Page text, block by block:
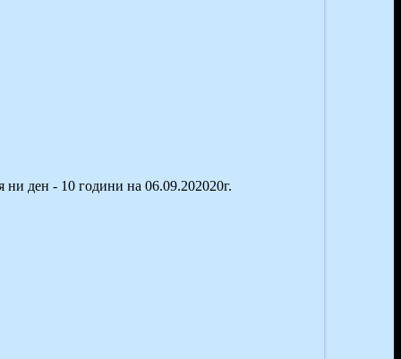
ни ден - 10 години на 06.09.202020г.